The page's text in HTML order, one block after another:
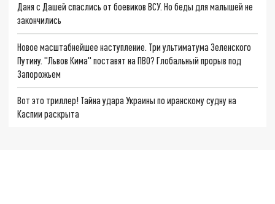
Даня с Дашей спаслись от боевиков ВСУ. Но беды для малышей не
закончились
Новое масштабнейшее наступление. Три ультиматума Зеленского
Путину. "Львов Кима" поставят на ПВО? Глобальный прорыв под
Запорожьем
Вот это триллер! Тайна удара Украины по иранскому судну на
Каспии раскрыта